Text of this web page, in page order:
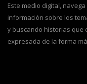
Este medio digital,
información sobre los
y buscando historias que
expresada de la forma